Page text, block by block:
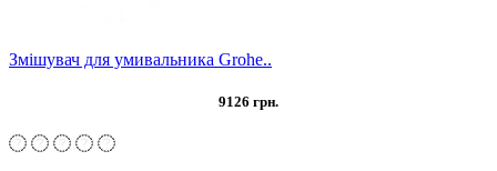
Змішувач для умивальника Grohe..
9126 грн.